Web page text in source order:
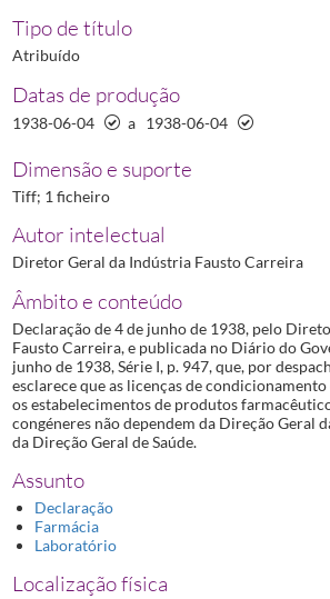
Tipo de título
Atribuído
Datas de produção
1938-06-04 a 1938-06-04
Dimensão e suporte
Tiff; 1 ficheiro
Autor intelectual
Diretor Geral da Indústria Fausto Carreira
Âmbito e conteúdo
Declaração de 4 de junho de 1938, pelo
Fausto Carreira, e publicada no Diário do
junho de 1938, Série I, p. 947, que, por
esclarece que as licenças de
os estabelecimentos de produtos
congéneres não dependem da Direção Geral
da Direção Geral de Saúde.
Assunto
Declaração
Farmácia
Laboratório
Localização física